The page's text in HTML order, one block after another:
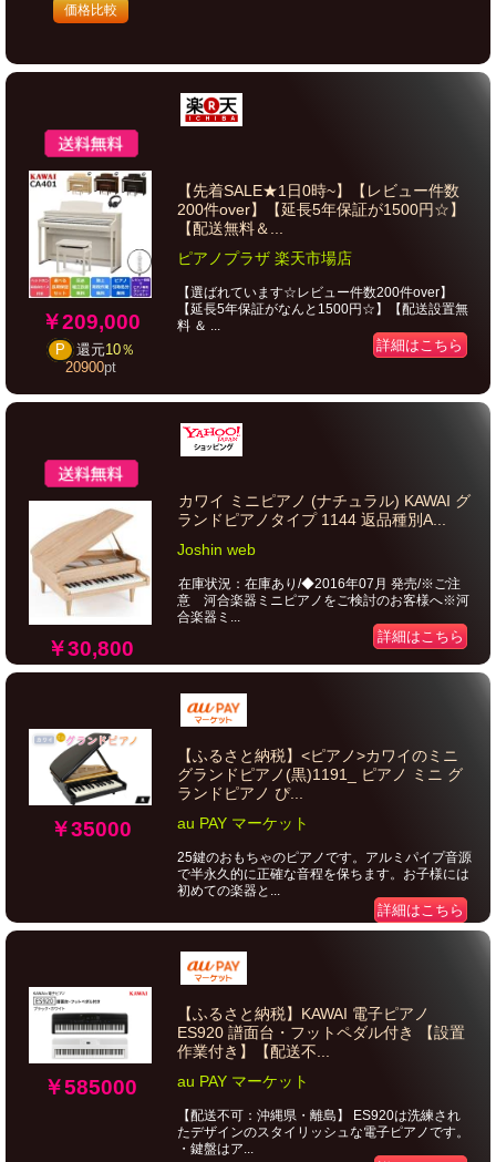
価格比較
￥209,000
P 還元10％
20900pt
【先着SALE★1日0時~】【レビュー件数
200件over】【延長5年保証が1500円☆】
【配送無料＆...
ピアノプラザ 楽天市場店
【選ばれています☆レビュー件数200件over】
【延長5年保証がなんと1500円☆】【配送設置無
料 ＆ ...
詳細はこちら
￥30,800
カワイ ミニピアノ (ナチュラル) KAWAI グ
ランドピアノタイプ 1144 返品種別A...
Joshin web
在庫状況：在庫あり/◆2016年07月 発売/※ご注
意 河合楽器ミニピアノをご検討のお客様へ※河
合楽器ミ...
詳細はこちら
￥35000
【ふるさと納税】<ピアノ>カワイのミニ
グランドピアノ(黒)1191_ ピアノ ミニ グ
ランドピアノ ぴ...
au PAY マーケット
25鍵のおもちゃのピアノです。アルミパイプ音源
で半永久的に正確な音程を保ちます。お子様には
初めての楽器と...
詳細はこちら
￥585000
【ふるさと納税】KAWAI 電子ピアノ
ES920 譜面台・フットペダル付き 【設置
作業付き】【配送不...
au PAY マーケット
【配送不可：沖縄県・離島】 ES920は洗練され
たデザインのスタイリッシュな電子ピアノです。
・鍵盤はア...